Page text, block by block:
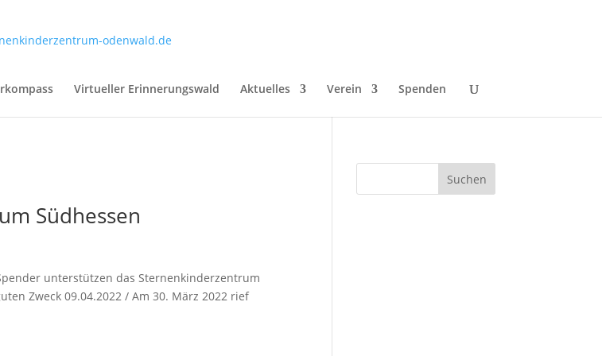
Virtueller Erinnerungswald Aktuelles Verein Spenden
Südhessen
unterstützen das Sternenkinderzentrum
Zweck 09.04.2022 / Am 30. März 2022 rief